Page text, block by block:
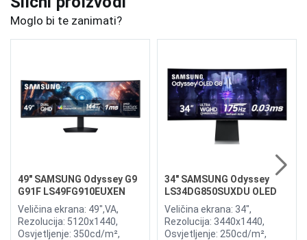
Moglo bi te zanimati?
49" SAMSUNG Odyssey G9
G91F LS49FG910EUXEN
144Hz Gaming Curved
Display
Veličina ekrana: 49",VA,
Rezolucija: 5120x1440,
Osvjetljenje: 350cd/m²,
34" SAMSUNG Odyssey
LS34DG850SUXDU OLED
G8 175Hz Gaming Curved
Display
Veličina ekrana: 34",
Rezolucija: 3440x1440,
Osvjetljenje: 250cd/m²,